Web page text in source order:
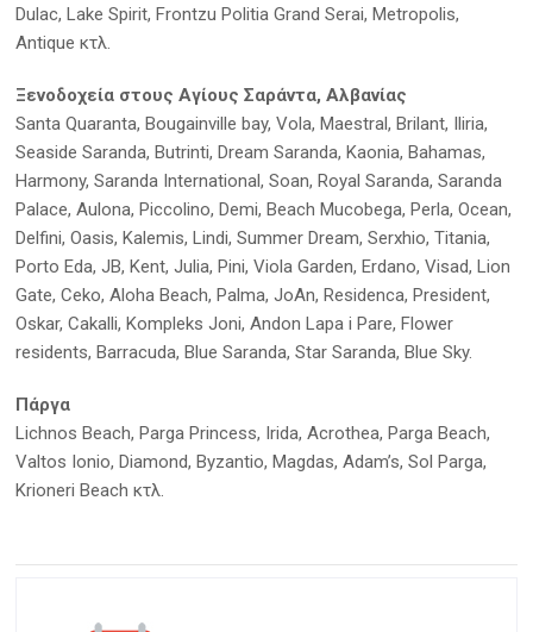
Dulac, Lake Spirit, Frontzu Politia Grand Serai, Metropolis,
Antique κτλ.
Ξενοδοχεία στους Αγίους Σαράντα, Αλβανίας
Santa Quaranta, Bougainville bay, Vola, Maestral, Brilant, Iliria,
Seaside Saranda, Butrinti, Dream Saranda, Kaonia, Bahamas,
Harmony, Saranda International, Soan, Royal Saranda, Saranda
Palace, Aulona, Piccolino, Demi, Beach Mucobega, Perla, Ocean,
Delfini, Oasis, Kalemis, Lindi, Summer Dream, Serxhio, Titania,
Porto Eda, JB, Kent, Julia, Pini, Viola Garden, Erdano, Visad, Lion
Gate, Ceko, Aloha Beach, Palma, JoAn, Residenca, President,
Oskar, Cakalli, Kompleks Joni, Andon Lapa i Pare, Flower
residents, Barracuda, Blue Saranda, Star Saranda, Blue Sky.
Πάργα
Lichnos Beach, Parga Princess, Irida, Acrothea, Parga Beach,
Valtos Ionio, Diamond, Byzantio, Magdas, Adam’s, Sol Parga,
Krioneri Beach κτλ.